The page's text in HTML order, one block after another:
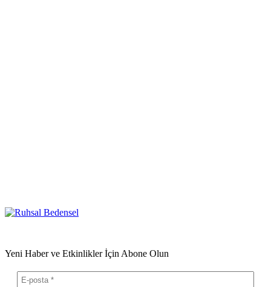
Yeni Haber ve Etkinlikler İçin Abone Olun